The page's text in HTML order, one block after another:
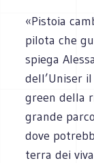
«Pistoia
pilota che
spiega
dell’Uniser
green della
grande
dove
terra dei